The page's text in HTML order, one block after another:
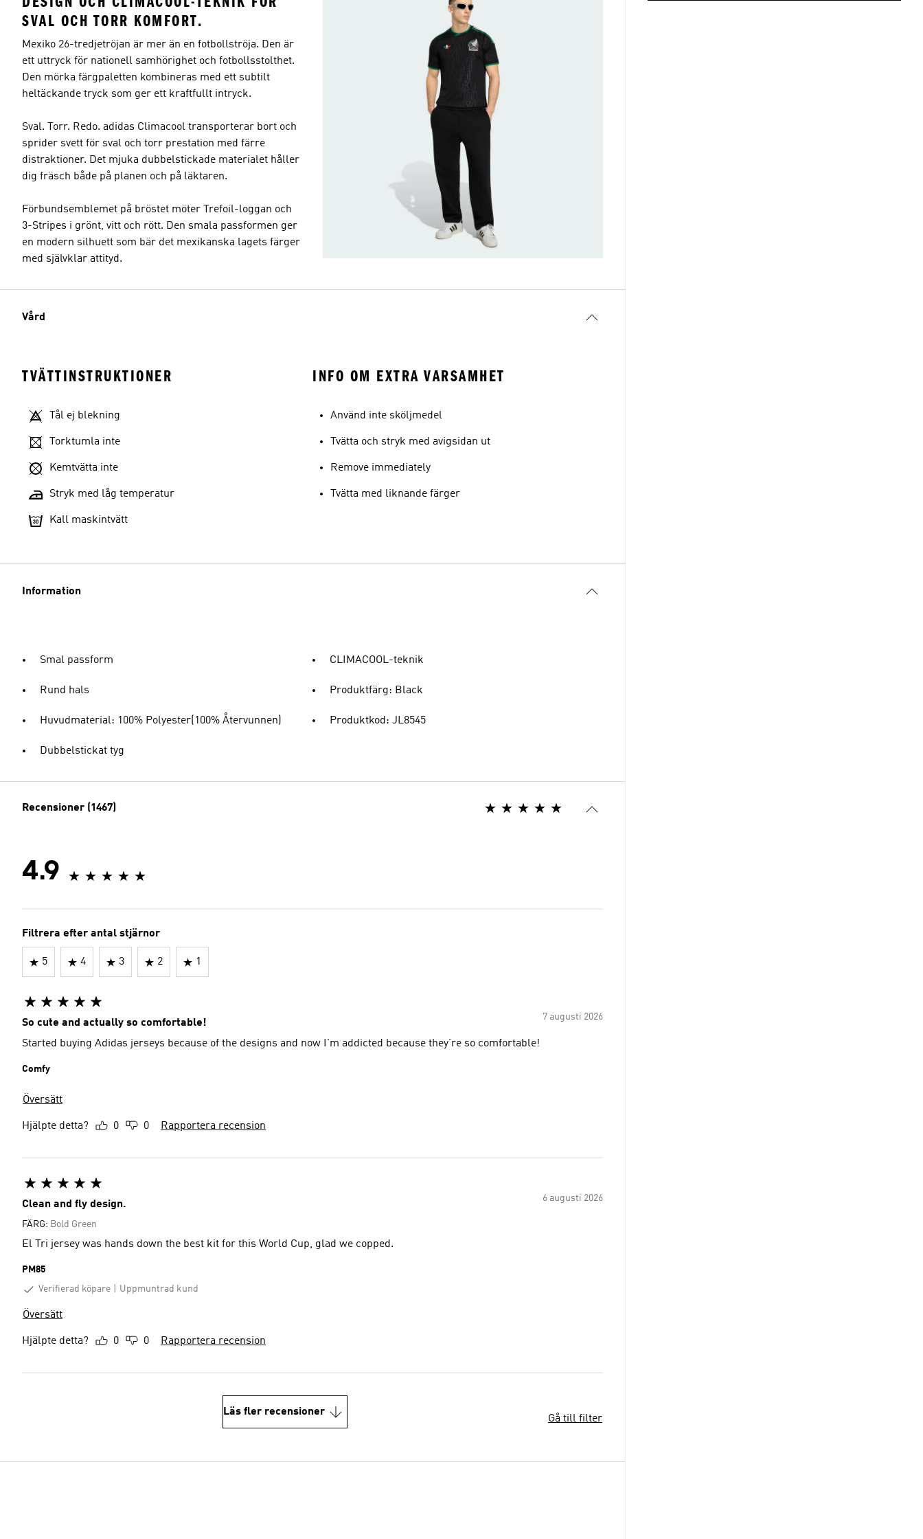
SVAL OCH TORR KOMFORT.
Mexiko 26-tredjetröjan är mer än en fotbollströja. Den är
ett uttryck för nationell samhörighet och fotbollsstolthet.
Den mörka färgpaletten kombineras med ett subtilt
heltäckande tryck som ger ett kraftfullt intryck.
Sval. Torr. Redo. adidas Climacool transporterar bort och
sprider svett för sval och torr prestation med färre
distraktioner. Det mjuka dubbelstickade materialet håller
dig fräsch både på planen och på läktaren.
Förbundsemblemet på bröstet möter Trefoil-loggan och
3-Stripes i grönt, vitt och rött. Den smala passformen ger
en modern silhuett som bär det mexikanska lagets färger
med självklar attityd.
Vård
TVÄTTINSTRUKTIONER
Tål ej blekning
Torktumla inte
Kemtvätta inte
Stryk med låg temperatur
Kall maskintvätt
INFO OM EXTRA VARSAMHET
Använd inte sköljmedel
Tvätta och stryk med avigsidan ut
Remove immediately
Tvätta med liknande färger
Information
Smal passform
Rund hals
Huvudmaterial: 100% Polyester(100% Återvunnen)
Dubbelstickat tyg
CLIMACOOL-teknik
Produktfärg: Black
Produktkod: JL8545
Recensioner (1467)
4.9
Filtrera efter antal stjärnor
5 4 3 2 1
7 augusti 2026
So cute and actually so comfortable!
Started buying Adidas jerseys because of the designs and now I’m addicted because they’re so comfortable!
Comfy
Översätt
Hjälpte detta? 0 0 Rapportera recension
6 augusti 2026
Clean and fly design.
FÄRG: Bold Green
El Tri jersey was hands down the best kit for this World Cup, glad we copped.
PM85
Verifierad köpare
Uppmuntrad kund
Översätt
Hjälpte detta? 0 0 Rapportera recension
Läs fler recensioner
Gå till filter